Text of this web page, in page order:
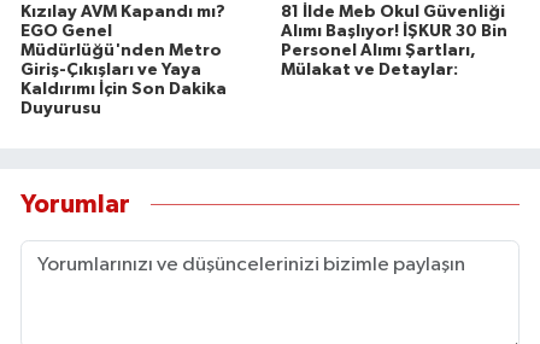
Kızılay AVM Kapandı mı?
EGO Genel
Müdürlüğü'nden Metro
Giriş-Çıkışları ve Yaya
Kaldırımı İçin Son Dakika
Duyurusu
81 İlde Meb Okul Güvenliği
Alımı Başlıyor! İŞKUR 30 Bin
Personel Alımı Şartları,
Mülakat ve Detaylar:
Yorumlar